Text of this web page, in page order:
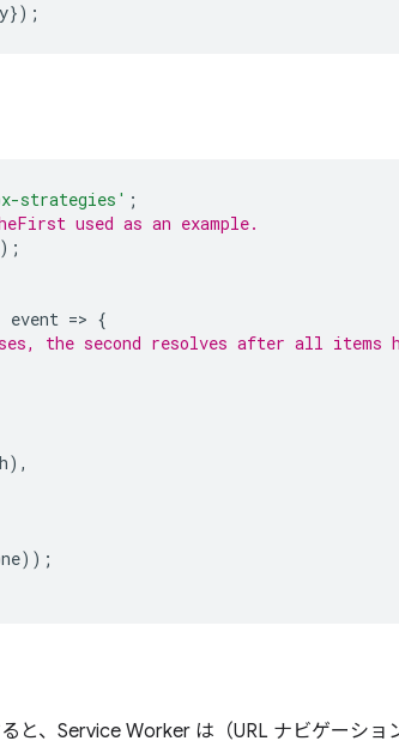
});
strategies' ;
used as an example.
event => {
the second resolves after all items
),
));
と、Service Worker は（URL ナビゲーショ